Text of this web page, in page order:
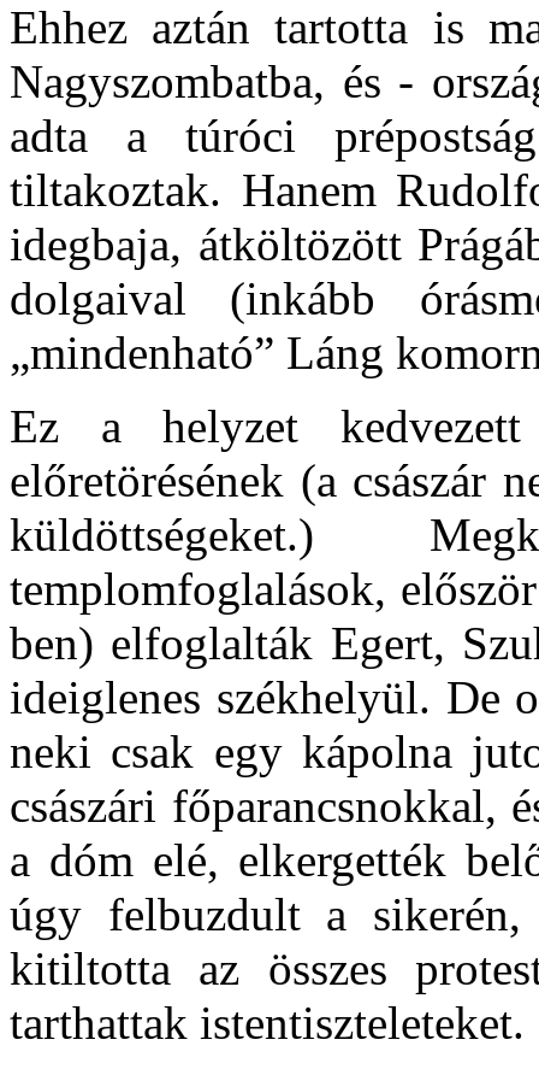
Ehhez aztán tartotta is
Nagyszombatba, és -
adta a túróci
tiltakoztak. Hanem
idegbaja, átköltözött
dolgaival (inkább
„mindenható” Láng
Ez a helyzet kedvezett
előretörésének (a császár
küldöttségeket.)
templomfoglalások,
ben) elfoglalták Egert,
ideiglenes székhelyül. De
neki csak egy kápolna
császári főparancsnokkal,
a dóm elé, elkergették
úgy felbuzdult a sikerén,
kitiltotta az összes
tarthattak istentiszteleteket.